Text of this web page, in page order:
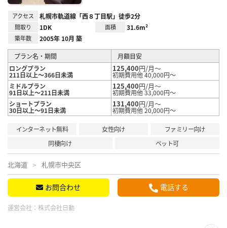
アクセス 札幌市軌道線「西８丁目駅」徒歩2分
間取り 1DK 面積 31.6m²
築年数 2005年 10月 築
プラン名・期間
月額目安
ロングプラン
211日以上～366日未満
125,400円/月～
初期費用他 40,000円～
ミドルプラン
91日以上～211日未満
125,400円/月～
初期費用他 33,000円～
ショートプラン
30日以上～91日未満
131,400円/月～
初期費用他 20,000円～
インターネット無料 女性向け
ファミリー向け
同棲向け
ペット可
北海道 札幌市中央区
お問合わせ 電話する
運営会社： 株式会社日動